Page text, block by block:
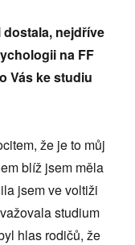
nejdříve
na FF
Vás ke studiu
že je to můj
blíž jsem měla
jsem ve voltiži
studium
hlas rodičů, že